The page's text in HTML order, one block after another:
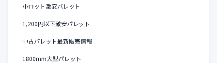
小ロット激安パレット
1,200円以下激安パレット
中古パレット最新販売情報
1800mm大型パレット